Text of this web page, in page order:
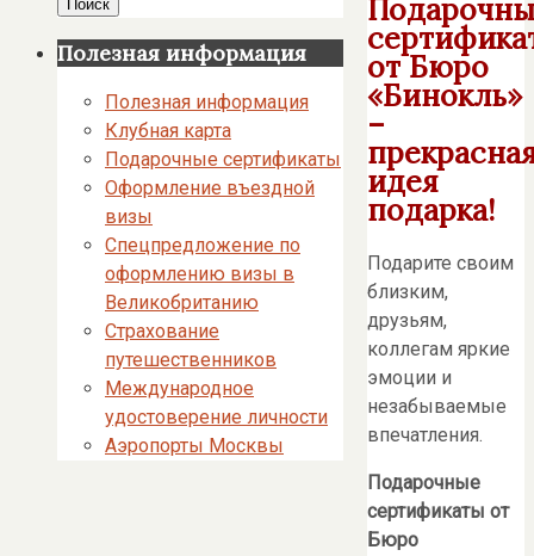
от Бюро
«Бинокль»
–
идея
подарка!
Подарите своим
близким,
друзьям,
коллегам яркие
эмоции и
незабываемые
впечатления.
Подарочные
сертификаты от
Бюро
Поиск
Полезная информация
Полезная информация
Клубная карта
Подарочные сертификаты
Оформление въездной
визы
Спецпредложение по
оформлению визы в
Великобританию
Страхование
путешественников
Международное
удостоверение личности
Аэропорты Москвы